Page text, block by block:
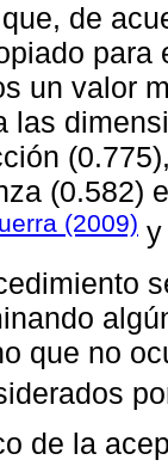
de
para
un valor
las
(0.582)
(2009)
que no
de la